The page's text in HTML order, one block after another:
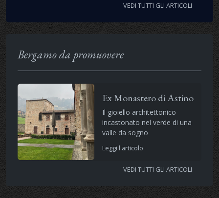
VEDI TUTTI GLI ARTICOLI
Bergamo da promuovere
Ex Monastero di Astino
Il gioiello architettonico
incastonato nel verde di una
valle da sogno
Leggi l'articolo
VEDI TUTTI GLI ARTICOLI